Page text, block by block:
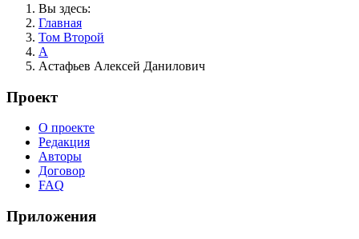
Вы здесь:
Главная
Том Второй
А
Астафьев Алексей Данилович
Проект
О проекте
Редакция
Авторы
Договор
FAQ
Приложения